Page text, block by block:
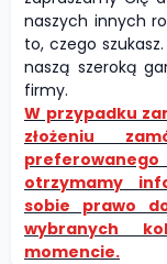
naszych innych
to, czego
naszą szeroką
firmy.
W przypadku
złożeniu
otrzymamy
sobie prawo
wybranych
momencie.